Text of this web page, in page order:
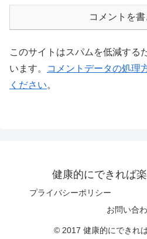
コメントを
このサイトはスパムを低減する
います。
コメントデータの処理
ください。
健康的にできれば
プライバシーポリシー
お問い合
© 2017 健康的にできれ